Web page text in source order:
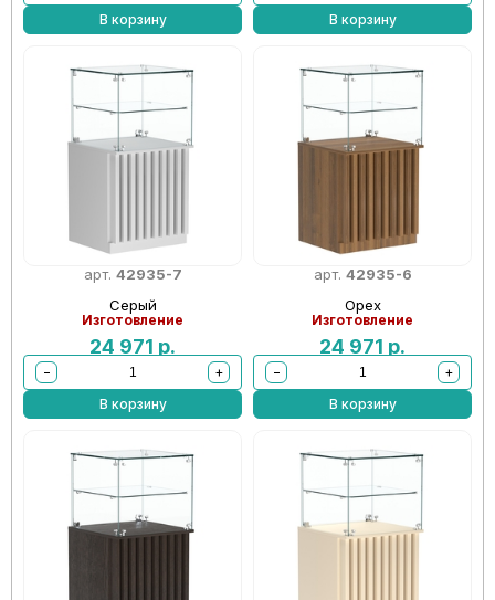
В корзину
В корзину
арт. 42935-7
Серый
Изготовление
24 971 р.
−
+
В корзину
арт. 42935-6
Орех
Изготовление
24 971 р.
−
+
В корзину